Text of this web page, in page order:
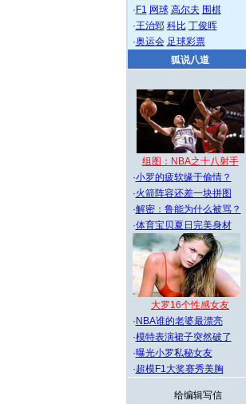
· F1 网球 高尔夫 围棋
·王治郅 科比 丁俊晖
·奥运会 足球彩票
狐说八道
组图：NBA之十八射手
·小罗的疲软缘于偷情？
·火箭阵容还差一块拼图
·解密：鲁能为什么被骂？
·体育宝贝夏日完美身材
大罗16个性感女友
· NBA谁的老婆最漂亮
·模特表演裙子突然破了
·曝光小罗私秘女友
·超模F1大奖赛秀美胸
给编辑写信